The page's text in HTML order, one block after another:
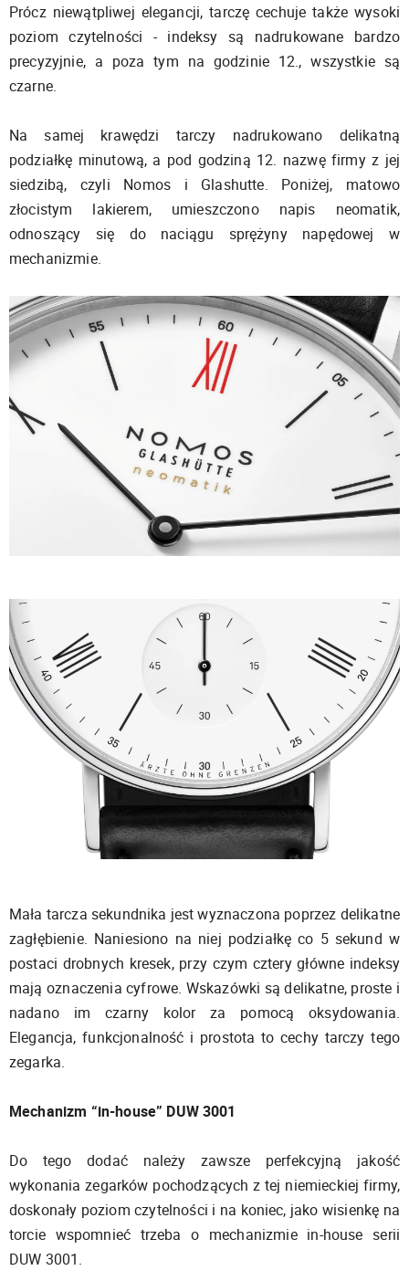
Prócz niewątpliwej elegancji, tarczę cechuje także wysoki
poziom czytelności - indeksy są nadrukowane bardzo
precyzyjnie, a poza tym na godzinie 12., wszystkie są
czarne.
Na samej krawędzi tarczy nadrukowano delikatną
podziałkę minutową, a pod godziną 12. nazwę firmy z jej
siedzibą, czyli Nomos i Glashutte. Poniżej, matowo
złocistym lakierem, umieszczono napis neomatik,
odnoszący się do naciągu sprężyny napędowej w
mechanizmie.
Mała tarcza sekundnika jest wyznaczona poprzez delikatne
zagłębienie. Naniesiono na niej podziałkę co 5 sekund w
postaci drobnych kresek, przy czym cztery główne indeksy
mają oznaczenia cyfrowe. Wskazówki są delikatne, proste i
nadano im czarny kolor za pomocą oksydowania.
Elegancja, funkcjonalność i prostota to cechy tarczy tego
zegarka.
Mechanizm “in-house” DUW 3001
Do tego dodać należy zawsze perfekcyjną jakość
wykonania zegarków pochodzących z tej niemieckiej firmy,
doskonały poziom czytelności i na koniec, jako wisienkę na
torcie wspomnieć trzeba o mechanizmie in-house serii
DUW 3001.